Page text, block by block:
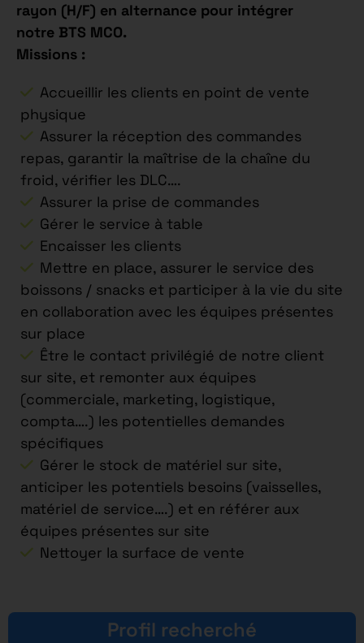
rayon (H/F) en alternance pour intégrer
notre BTS MCO.
Missions :
Accueillir les clients en point de vente
physique
Assurer la réception des commandes
repas, garantir la maîtrise de la chaîne du
froid, vérifier les DLC….
Assurer la prise de commandes
Gérer le service à table
Encaisser les clients
Mettre en place, assurer le service des
boissons / snacks et participer à la vie du site
en collaboration avec les équipes présentes
sur place
Être le contact privilégié de notre client
sur site, et remonter aux équipes
(commerciale, marketing, logistique,
compta….) les potentielles demandes
spécifiques
Gérer le stock de matériel sur site,
anticiper les potentiels besoins (vaisselles,
matériel de service….) et en référer aux
équipes présentes sur site
Nettoyer la surface de vente
Profil recherché